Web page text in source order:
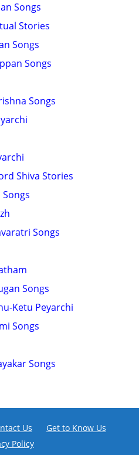
Songs
Stories
Songs
Songs
Songs
Shiva Stories
Songs
Songs
Ketu Peyarchi
Songs
Songs
Us
Get to Know Us
Policy